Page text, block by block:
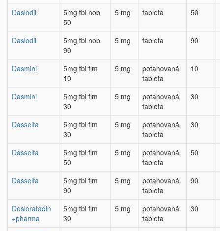
Daslodil
5mg tbl nob
50
5 mg tableta 50
Daslodil
5mg tbl nob
90
5 mg tableta 90
Dasmini
5mg tbl flm
10
5 mg
potahovaná
tableta
10
Dasmini
5mg tbl flm
30
5 mg
potahovaná
tableta
30
Dasselta
5mg tbl flm
30
5 mg
potahovaná
tableta
30
Dasselta
5mg tbl flm
50
5 mg
potahovaná
tableta
50
Dasselta
5mg tbl flm
90
5 mg
potahovaná
tableta
90
Desloratadin
+pharma
5mg tbl flm
30
5 mg
potahovaná
tableta
30